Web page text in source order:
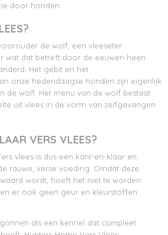
door honden.
de wolf, een vleeseter
wat dat betreft door de eeuwen heen
Het gebit en het
onze hedendaagse honden zijn eigenlijk
de wolf. Het menu van de wolf bestaat
uit vlees in de vorm van zelfgevangen
VERS VLEES?
vlees is dus een kant-en-klaar en
rauwe, verse voeding. Omdat deze
wordt, hoeft het niet te worden
er ook geen geur en kleurstoffen
als een kennel dat compleet